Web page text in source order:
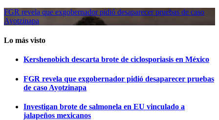
FGR revela que exgobernador pidió desaparecer pruebas de caso
Ayotzinapa
Lo más visto
Kershenobich descarta brote de ciclosporiasis en México
FGR revela que exgobernador pidió desaparecer pruebas
de caso Ayotzinapa
Investigan brote de salmonela en EU vinculado a
jalapeños mexicanos